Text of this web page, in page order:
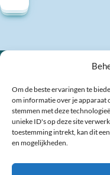
Om de beste ervaringen te
om informatie over je apparaat
stemmen met deze
unieke ID's op deze site
toestemming intrekt, kan dit
en mogelijkheden.
Veel gestelde vragen